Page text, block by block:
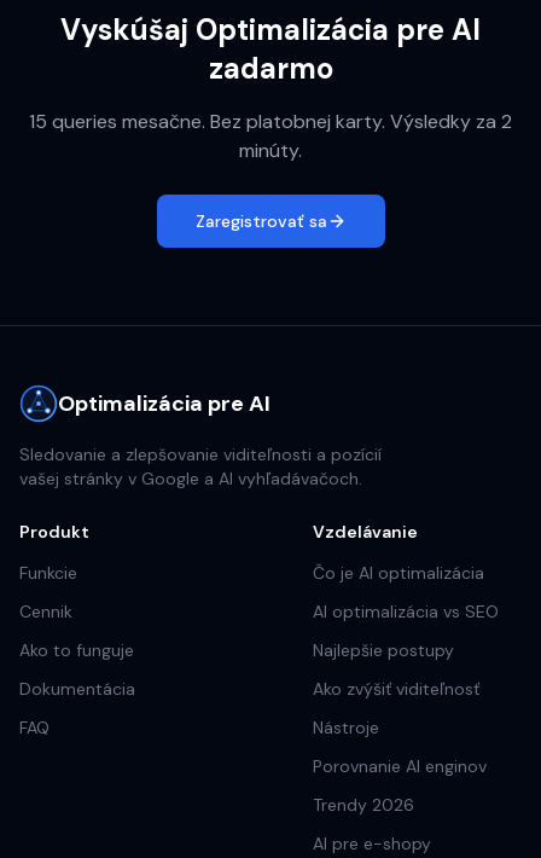
Vyskúšaj Optimalizácia pre AI
zadarmo
15 queries mesačne. Bez platobnej karty. Výsledky za 2
minúty.
Zaregistrovať sa
Optimalizácia pre AI
Sledovanie a zlepšovanie viditeľnosti a pozícií
vašej stránky v Google a AI vyhľadávačoch.
Produkt
Funkcie
Cennik
Ako to funguje
Dokumentácia
FAQ
Vzdelávanie
Čo je AI optimalizácia
AI optimalizácia vs SEO
Najlepšie postupy
Ako zvýšiť viditeľnosť
Nástroje
Porovnanie AI enginov
Trendy 2026
AI pre e-shopy